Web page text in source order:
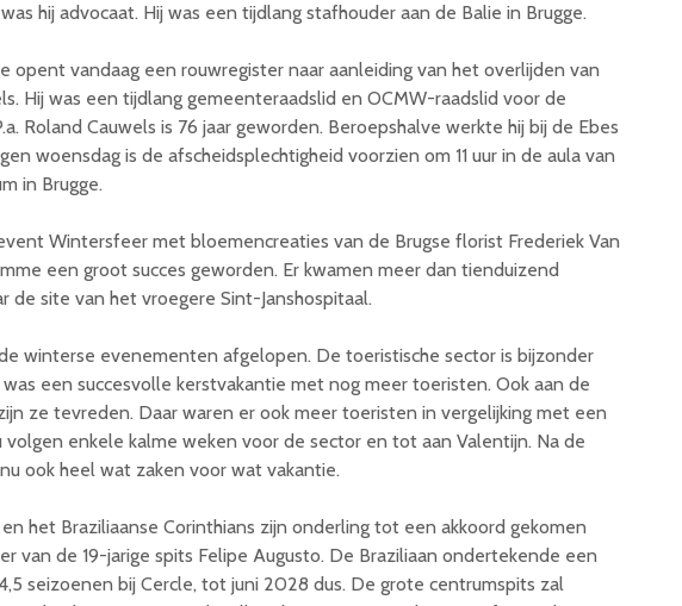
hij advocaat. Hij was een tijdlang stafhouder aan de Balie in Brugge.
opent vandaag een rouwregister naar aanleiding van het overlijden van
Hij was een tijdlang gemeenteraadslid en OCMW-raadslid voor de
Roland Cauwels is 76 jaar geworden. Beroepshalve werkte hij bij de Ebes
woensdag is de afscheidsplechtigheid voorzien om 11 uur in de aula van
in Brugge.
Wintersfeer met bloemencreaties van de Brugse florist Frederiek Van
een groot succes geworden. Er kwamen meer dan tienduizend
de site van het vroegere Sint-Janshospitaal.
winterse evenementen afgelopen. De toeristische sector is bijzonder
een succesvolle kerstvakantie met nog meer toeristen. Ook aan de
ze tevreden. Daar waren er ook meer toeristen in vergelijking met een
volgen enkele kalme weken voor de sector en tot aan Valentijn. Na de
ook heel wat zaken voor wat vakantie.
het Braziliaanse Corinthians zijn onderling tot een akkoord gekomen
van de 19-jarige spits Felipe Augusto. De Braziliaan ondertekende een
seizoenen bij Cercle, tot juni 2028 dus. De grote centrumspits zal